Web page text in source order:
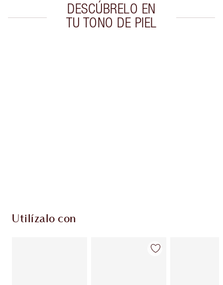
DESCÚBRELO EN
TU TONO DE PIEL
Utilízalo con